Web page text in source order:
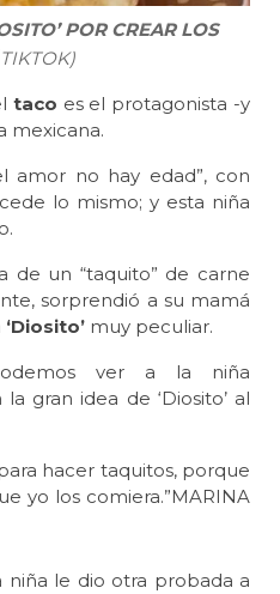
POR CREAR LOS
taco es el protagonista -y
mexicana.
amor no hay edad”, con
lo mismo; y esta niña
de un “taquito” de carne
sorprendió a su mamá
muy peculiar.
ver a la niña
gran idea de ‘Diosito’ al
hacer taquitos, porque
yo los comiera.”MARINA
le dio otra probada a